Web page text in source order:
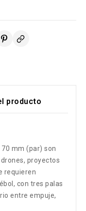
producto
mm (par) son
proyectos
requieren
con tres palas
entre empuje,